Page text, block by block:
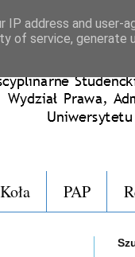
PAP
IP address and user-
of service, generate